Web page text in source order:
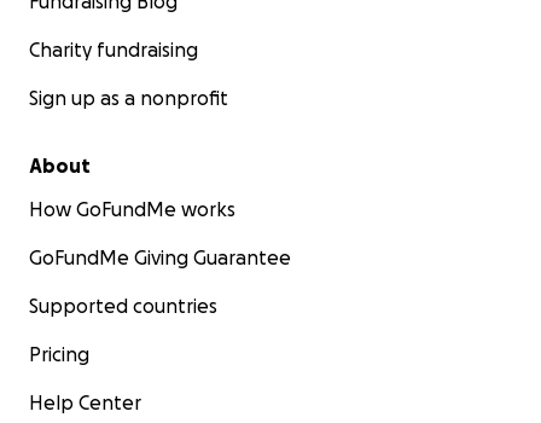
Charity fundraising
Sign up as a nonprofit
About
How GoFundMe works
GoFundMe Giving Guarantee
Supported countries
Pricing
Help Center